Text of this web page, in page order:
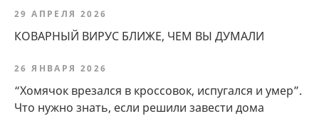
29 АПРЕЛЯ 2026
КОВАРНЫЙ ВИРУС БЛИЖЕ, ЧЕМ ВЫ ДУМАЛИ
26 ЯНВАРЯ 2026
“Хомячок врезался в кроссовок, испугался и умер”.
Что нужно знать, если решили завести дома